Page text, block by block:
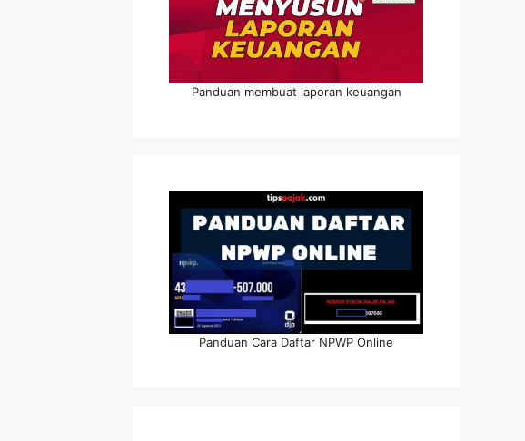
Panduan membuat laporan keuangan
Panduan Cara Daftar NPWP Online